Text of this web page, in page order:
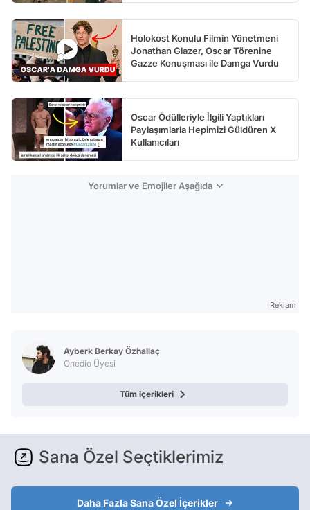
Holokost Konulu Filmin Yönetmeni
Jonathan Glazer, Oscar Törenine
Gazze Konuşması ile Damga Vurdu
Oscar Ödülleriyle İlgili Yaptıkları
Paylaşımlarla Hepimizi Güldüren X
Kullanıcıları
Yorumlar ve Emojiler Aşağıda
Reklam
Ayberk Berkay Özhallaç
Onedio Üyesi
Tüm içerikleri
Sana Özel Seçtiklerimiz
Daha Fazla Sana Özel İçerikler